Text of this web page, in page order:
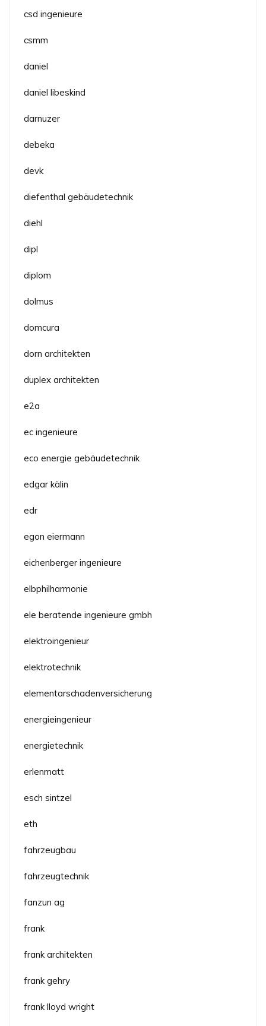
csd ingenieure
csmm
daniel
daniel libeskind
darnuzer
debeka
devk
diefenthal gebäudetechnik
diehl
dipl
diplom
dolmus
domcura
dorn architekten
duplex architekten
e2a
ec ingenieure
eco energie gebäudetechnik
edgar kälin
edr
egon eiermann
eichenberger ingenieure
elbphilharmonie
ele beratende ingenieure gmbh
elektroingenieur
elektrotechnik
elementarschadenversicherung
energieingenieur
energietechnik
erlenmatt
esch sintzel
eth
fahrzeugbau
fahrzeugtechnik
fanzun ag
frank
frank architekten
frank gehry
frank lloyd wright